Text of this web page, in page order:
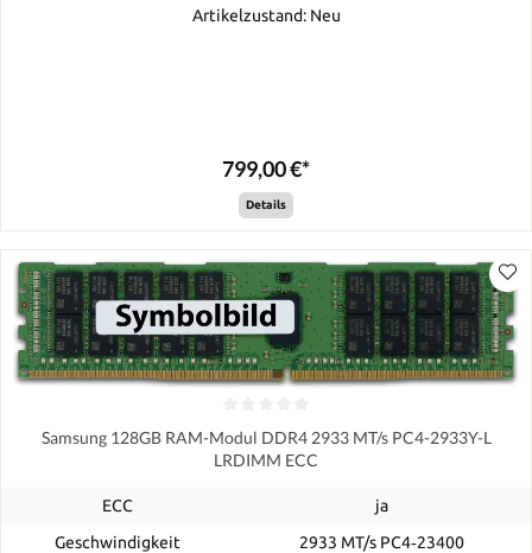
Artikelzustand: Neu
799,00 €*
Details
Samsung 128GB RAM-Modul DDR4 2933 MT/s PC4-2933Y-L
LRDIMM ECC
ECC
ja
Geschwindigkeit
2933 MT/s PC4‑23400